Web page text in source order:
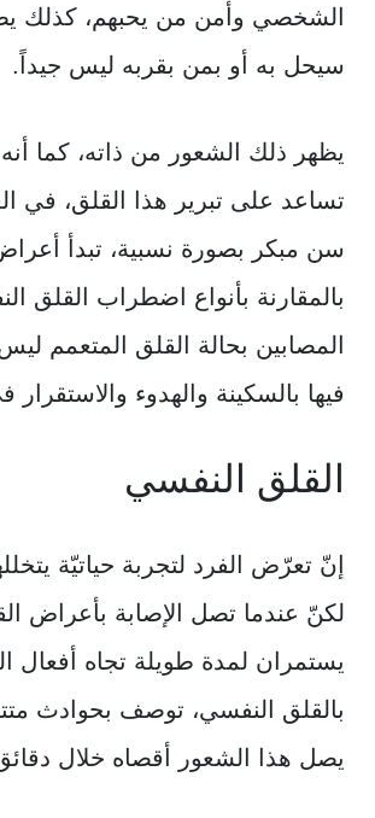
الشخصي وأمن من يحبهم، كذلك
سيحل به أو بمن بقربه ليس جيداً.
يظهر ذلك الشعور من ذاته، كما
تساعد على تبرير هذا القلق، في
سن مبكر بصورة نسبية، تبدأ
بالمقارنة بأنواع اضطراب القلق
المصابين بحالة القلق المتعمم
فيها بالسكينة والهدوء والاستقرار
القلق النفسي
إنّ تعرّض الفرد لتجربة حياتيّة
لكنّ عندما تصل الإصابة بأعراض
يستمران لمدة طويلة تجاه أفعال
بالقلق النفسي، توصف بحوادث
يصل هذا الشعور أقصاه خلال